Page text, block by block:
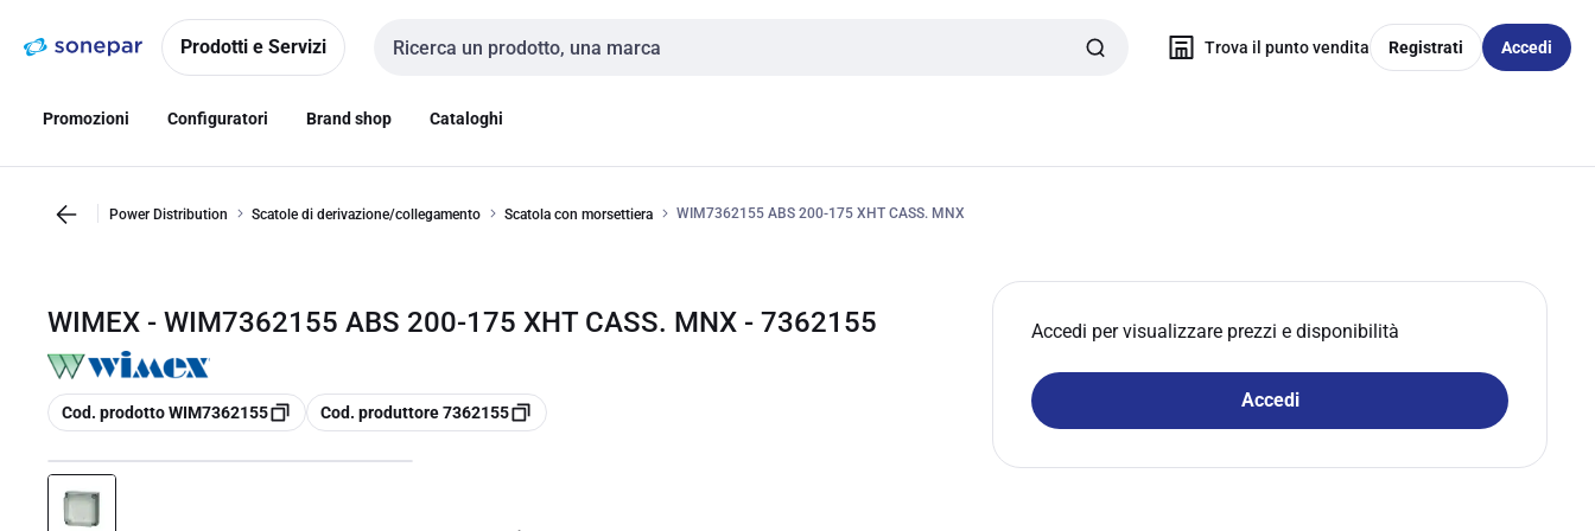
navigazionealla
Prodotti e Servizi
Cerca input
Trova il punto vendita Registrati Accedi
Promozioni Configuratori Brand shop Cataloghi
Power Distribution Scatole di derivazione/collegamento Scatola con morsettiera WIM7362155 ABS 200-175 XHT CASS. MNX
WIMEX - WIM7362155 ABS 200-175 XHT CASS. MNX - 7362155
copia
Cod. prodotto WIM7362155 copia
Cod. produttore 7362155
Accedi per visualizzare prezzi e disponibilità
Accedi